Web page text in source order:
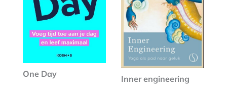
One Day Inner engineering